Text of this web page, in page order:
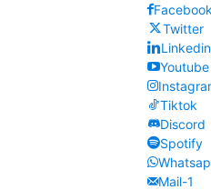
Facebook
Twitter
Linkedin
Youtube
Tiktok
Discord
Spotify
Mail-1